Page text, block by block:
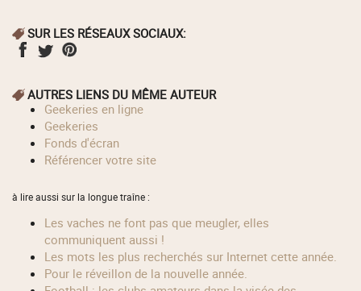
SUR LES RÉSEAUX SOCIAUX:
AUTRES LIENS DU MÊME AUTEUR
geekeries en ligne
geekeries
fonds d'écran
référencer votre site
à lire aussi sur la longue traîne :
Les vaches ne font pas que meugler, elles
communiquent aussi !
Les mots les plus recherchés sur Internet cette année.
Pour le réveillon de la nouvelle année.